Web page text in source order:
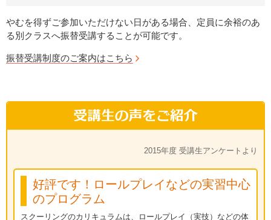
やむを得ずご参加いただけない日がある場合、定員に余裕のあ
る別クラスへ振替受講することが可能です。
振替受講制度のご案内はこちら
2015年度 受講生アンケートより
好評です！ロールプレイなどの実習中心
のプログラム
スクーリングのカリキュラムは、ロールプレイ（実技）などの体